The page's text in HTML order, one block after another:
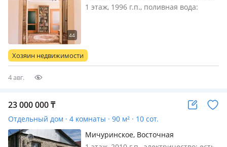
дом инвалидов
1 этаж, 1996 г.п., поливная вода:
добротный дом, утопающий в зелени,
сплошной кислород 😀. евроремонт…
Хозяин недвижимости
4 авг.
23 000 000₸
Отдельный дом · 4 комнаты · 90 м² · 10 сот.
Мичуринское, Восточная